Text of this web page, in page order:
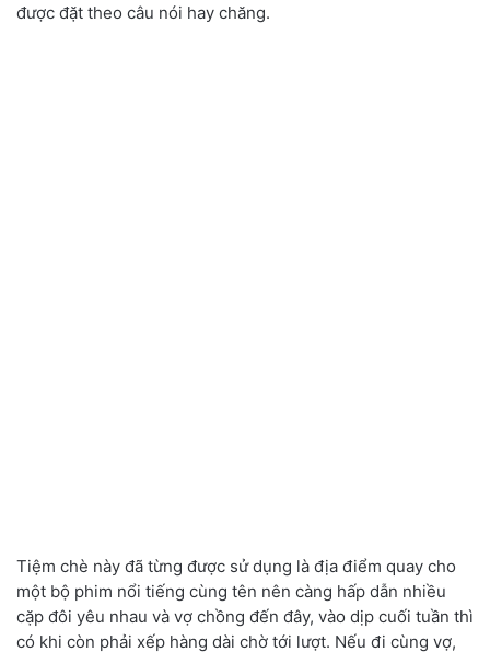
được đặt theo câu nói hay chăng.
Tiệm chè này đã từng được sử dụng là địa điểm quay cho
một bộ phim nổi tiếng cùng tên nên càng hấp dẫn nhiều
cặp đôi yêu nhau và vợ chồng đến đây, vào dịp cuối tuần thì
có khi còn phải xếp hàng dài chờ tới lượt. Nếu đi cùng vợ,